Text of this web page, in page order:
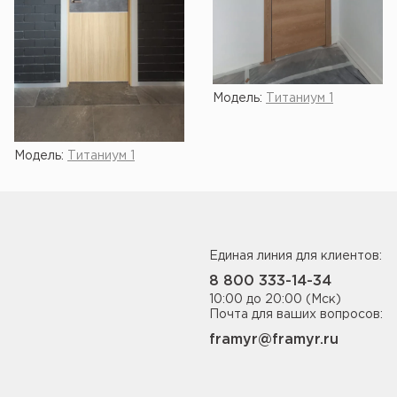
Модель: Титаниум 1
Модель: Титаниум 1
Единая линия для клиентов:
8 800 333-14-34
10:00 до 20:00 (Мск)
Почта для ваших вопросов:
framyr@framyr.ru